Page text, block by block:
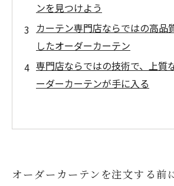
ンを見つけよう
カーテン専門店ならではの高品
したオーダーカーテン
専門店ならではの技術で、上質
ーダーカーテンが手に入る
オーダーカーテンを注文する前